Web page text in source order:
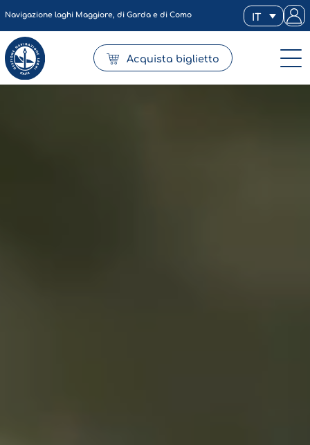
Navigazione laghi Maggiore, di Garda e di Como IT
Acquista biglietto